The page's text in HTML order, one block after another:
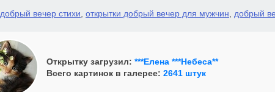
добрый вечер стихи открытки добрый вечер для мужчин добрый
Открытку загрузил: ***Елена ***Небеса**
Всего картинок в галерее: 2641 штук